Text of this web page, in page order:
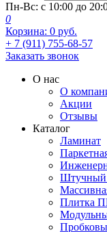
Пн-Вс: с 10:00 до
0
Корзина: 0 руб.
+ 7 (911) 755-68-57
Заказать звонок
О нас
О
Акции
Отзывы
Каталог
Ламинат
Штучный
Плитка